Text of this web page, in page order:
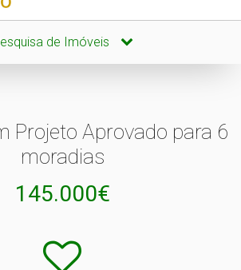
de Imóveis
Projeto Aprovado para 6
moradias
145.000€